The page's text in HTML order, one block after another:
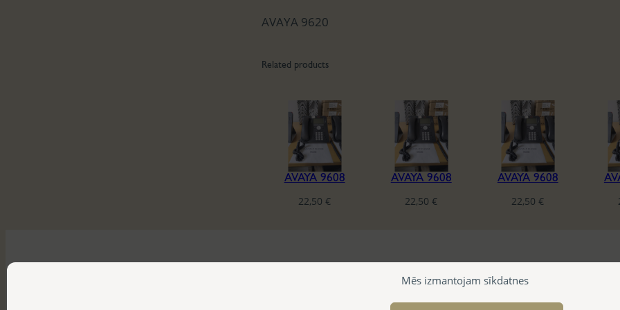
Mēs izmantojam sīkdatnes
AVAYA 9620
Related products
AVAYA 9608
22,50€
AVAYA 9608
22,50€
AVAYA 9608
22,50€